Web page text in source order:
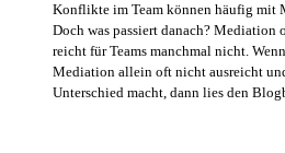
Konflikte im Team können häufig mit
Doch was passiert danach? Mediation
reicht für Teams manchmal nicht.
Mediation allein oft nicht ausreicht
Unterschied macht, dann lies den